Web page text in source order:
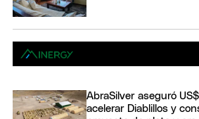
AbraSilver aseguró
acelerar Diablillos y